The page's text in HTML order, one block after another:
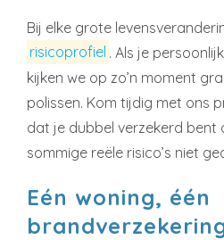
Bij elke grote
risicoprofiel . Als je
kijken we op zo’n moment
polissen. Kom tijdig met ons
dat je dubbel verzekerd bent
sommige reële risico’s niet
Eén woning, één